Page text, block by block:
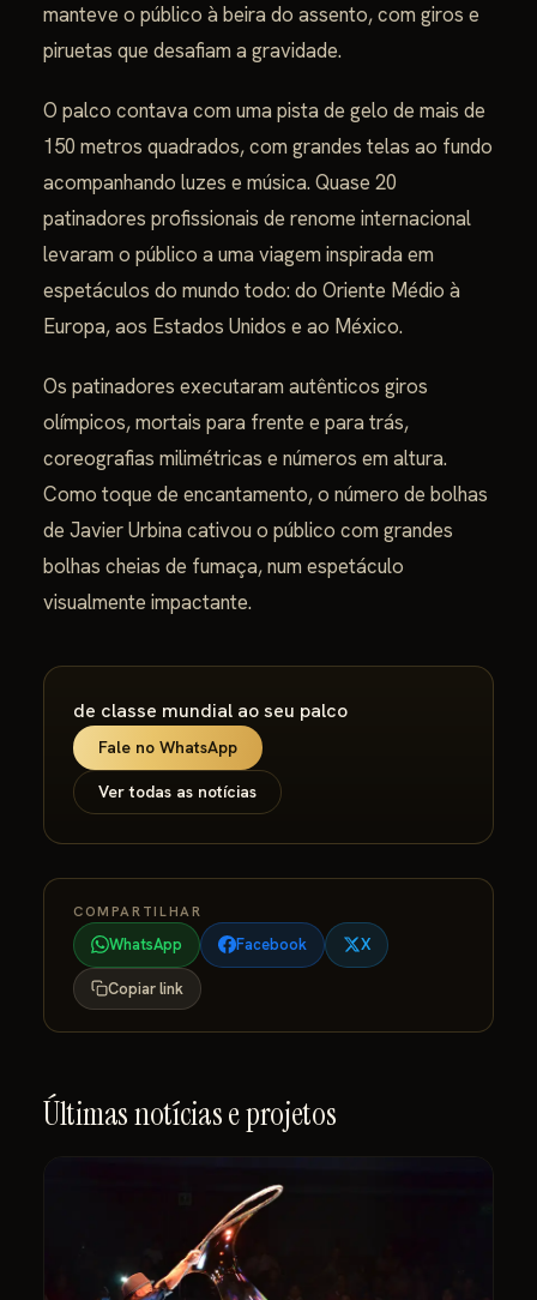
manteve o público à beira do assento, com giros e
piruetas que desafiam a gravidade.
O palco contava com uma pista de gelo de mais de
150 metros quadrados, com grandes telas ao fundo
acompanhando luzes e música. Quase 20
patinadores profissionais de renome internacional
levaram o público a uma viagem inspirada em
espetáculos do mundo todo: do Oriente Médio à
Europa, aos Estados Unidos e ao México.
Os patinadores executaram autênticos giros
olímpicos, mortais para frente e para trás,
coreografias milimétricas e números em altura.
Como toque de encantamento, o número de bolhas
de Javier Urbina cativou o público com grandes
bolhas cheias de fumaça, num espetáculo
visualmente impactante.
de classe mundial ao seu palco
Fale no WhatsApp
Ver todas as notícias
COMPARTILHAR
WhatsApp Facebook X
Copiar link
Últimas notícias e projetos